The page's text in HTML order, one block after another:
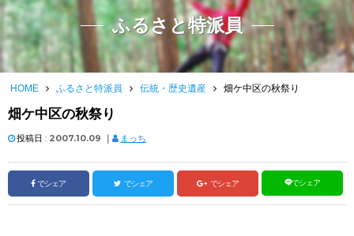
ふるさと特派員
HOME ふるさと特派員 伝統・歴史遺産 畑ケ中区の秋祭り
畑ケ中区の秋祭り
投稿日 : 2007.10.09 ｜ まっち
でシェア でシェア でシェア でシェア